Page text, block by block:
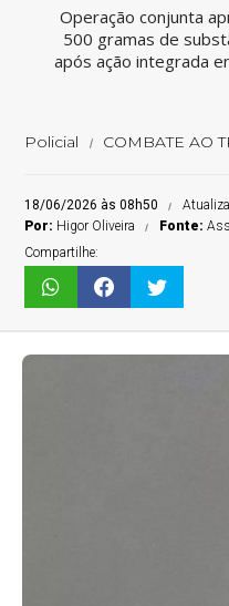
Operação conjunta
500 gramas de
após ação integrada
Policial COMBATE AO
18/06/2026 às 08h50
Por: Higor Oliveira Fonte:
Compartilhe: